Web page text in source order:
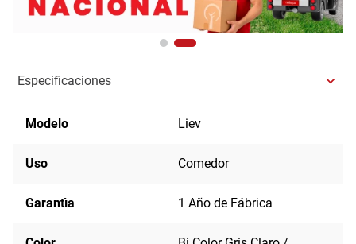
Especificaciones
Modelo Liev
Uso Comedor
Garantìa 1 Año de Fábrica